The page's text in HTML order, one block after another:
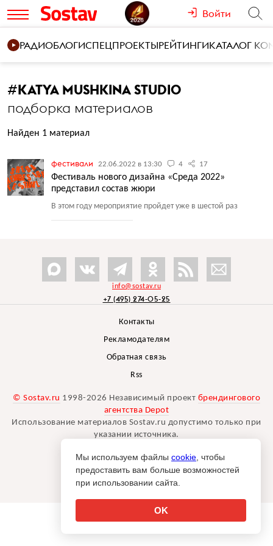
Войти
РАДИОБЛОГИСПЕЦПРОЕКТЫРЕЙТИНГИКАТАЛОГ
#KATYA MUSHKINA STUDIO
подборка материалов
Найден 1 материал
фестивали 22.06.2022 в 13:30 4 17
Фестиваль нового дизайна «Среда 2022»
представил состав жюри
В этом году мероприятие пройдет уже в шестой раз
info@sostav.ru
+7 (495) 274-05-25
Контакты
Рекламодателям
Обратная связь
Rss
© Sostav.ru 1998-2026 Независимый проект брендингового
агентства Depot
Использование материалов Sostav.ru допустимо только при
указании источника.
18+
Мы используем файлы cookie , чтобы
предоставить вам больше возможностей
при использовании сайта.
OK